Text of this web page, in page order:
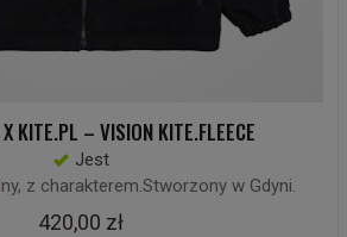
KITE.PL – VISION KITE.FLEECE
Jest
z charakterem.Stworzony w Gdyni.
420,00 zł